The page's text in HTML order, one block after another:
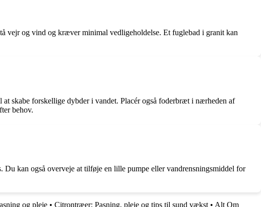
vejr og vind og kræver minimal vedligeholdelse. Et fuglebad i granit kan
skabe forskellige dybder i vandet. Placér også foderbræt i nærheden af
behov.
kan også overveje at tilføje en lille pumpe eller vandrensningsmiddel for
og pleje • Citrontræer: Pasning, pleje og tips til sund vækst • Alt Om